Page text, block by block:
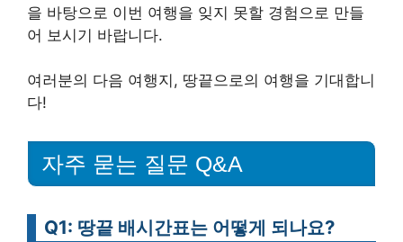
을 바탕으로 이번 여행을 잊지 못할 경험으로 만들
어 보시기 바랍니다.
여러분의 다음 여행지, 땅끝으로의 여행을 기대합니
다!
자주 묻는 질문 Q&A
Q1: 땅끝 배시간표는 어떻게 되나요?